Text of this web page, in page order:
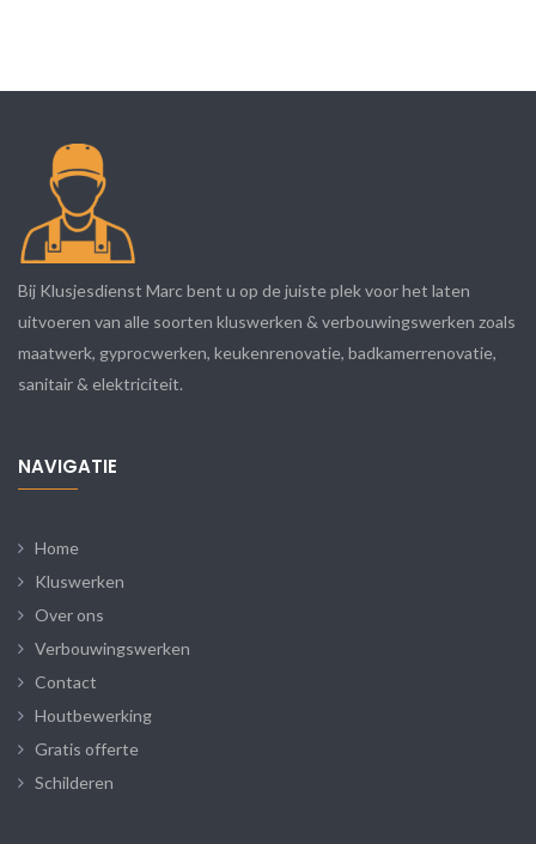
Bij Klusjesdienst Marc bent u op de juiste plek voor het laten
uitvoeren van alle soorten kluswerken & verbouwingswerken zoals
maatwerk, gyprocwerken, keukenrenovatie, badkamerrenovatie,
sanitair & elektriciteit.
NAVIGATIE
Home
Kluswerken
Over ons
Verbouwingswerken
Contact
Houtbewerking
Gratis offerte
Schilderen